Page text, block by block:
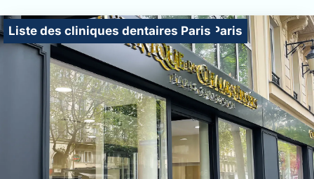
Cliniques de médecine esthétique Paris
Liste des cliniques dentaires Paris